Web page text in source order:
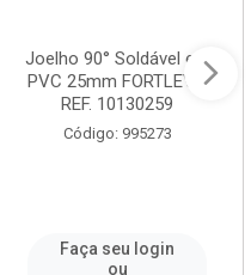
Joelho 90° Soldável em
PVC 25mm FORTLEV /
REF. 10130259
Código: 995273
Faça seu login
ou